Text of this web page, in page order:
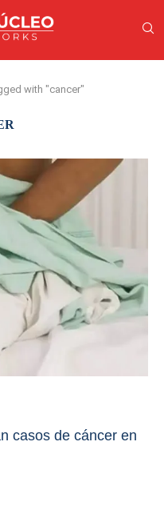
with "cancer"
casos de cáncer en